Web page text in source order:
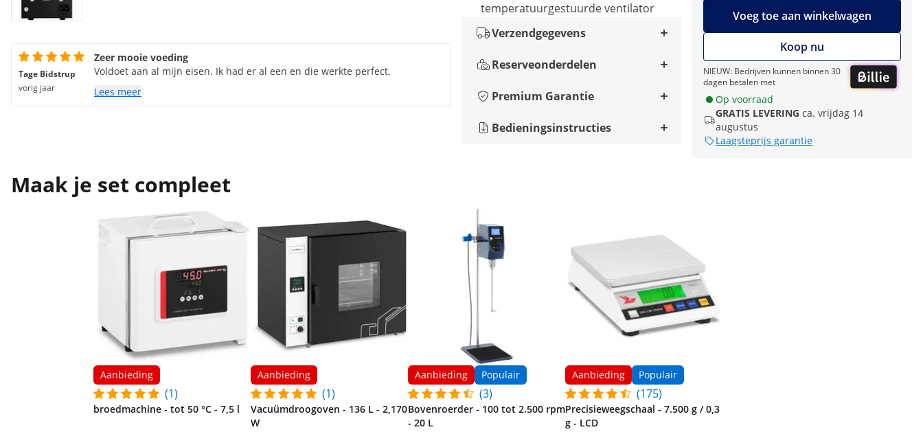
Voeg toe aan winkelwagen
Koop nu
NIEUW: Bedrijven kunnen binnen 30
dagen betalen met
Op voorraad
GRATIS LEVERING ca. vrijdag 14
augustus
Laagsteprijs garantie
temperatuurgestuurde ventilator
Verzendgegevens
Reserveonderdelen
Premium Garantie
Bedieningsinstructies
Tage Bidstrup
vorig jaar
Zeer mooie voeding
Voldoet aan al mijn eisen. Ik had er al een en die werkte perfect.
Lees meer
Maak je set compleet
Aanbieding
(1)
broedmachine - tot 50 °C - 7,5 l
Aanbieding
(1)
Vacuümdroogoven - 136 L - 2,170
W
Aanbieding Populair
(3)
Bovenroerder - 100 tot 2.500 rpm
- 20 L
Aanbieding Populair
(175)
Precisieweegschaal - 7.500 g / 0,3
g - LCD